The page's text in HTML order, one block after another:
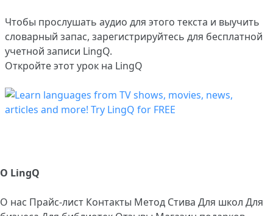
Чтобы прослушать аудио для этого текста и выучить
словарный запас, зарегистрируйтесь для бесплатной
учетной записи LingQ.
Откройте этот урок на LingQ
О LingQ
О нас Прайс-лист Контакты Метод Стива Для школ Для